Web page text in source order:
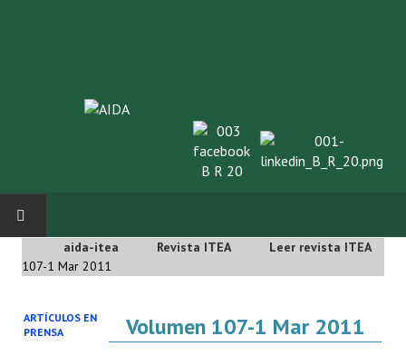
INICIO
Asociación AIDA
aida-itea Revista ITEA
Leer revista ITEA
107-1 Mar 2011
ARTÍCULOS EN
PRENSA
Volumen 107-1 Mar 2011